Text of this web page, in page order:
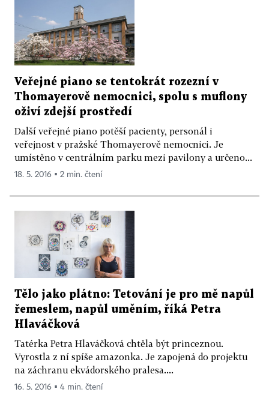
Veřejné piano se tentokrát rozezní v
Thomayerově nemocnici, spolu s muflony
oživí zdejší prostředí
Další veřejné piano potěší pacienty, personál i
veřejnost v pražské Thomayerově nemocnici. Je
umístěno v centrálním parku mezi pavilony a určeno...
18. 5. 2016 ▪ 2 min. čtení
Tělo jako plátno: Tetování je pro mě napůl
řemeslem, napůl uměním, říká Petra
Hlaváčková
Tatérka Petra Hlaváčková chtěla být princeznou.
Vyrostla z ní spíše amazonka. Je zapojená do projektu
na záchranu ekvádorského pralesa....
16. 5. 2016 ▪ 4 min. čtení